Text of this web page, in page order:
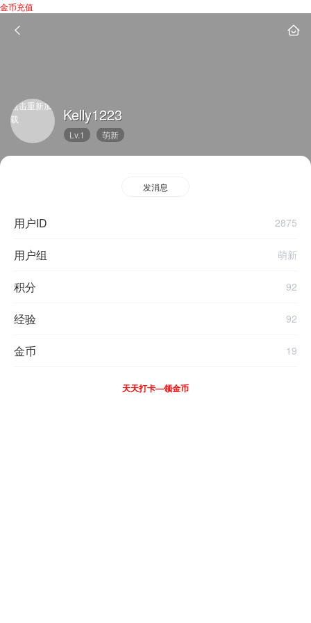
金币充值
点击重新加
载
Kelly1223
Lv.1 萌新
发消息
用户ID 2875
用户组 萌新
积分 92
经验 92
金币 19
天天打卡—领金币